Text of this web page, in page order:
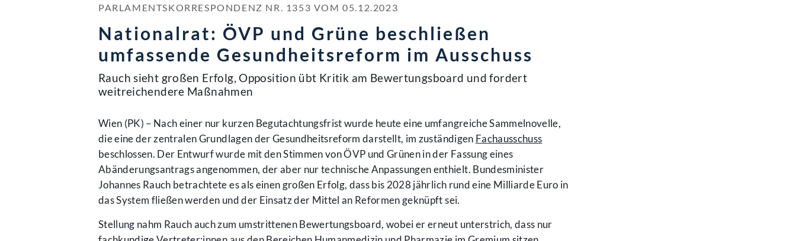
PARLAMENTSKORRESPONDENZ NR. 1353 VOM 05.12.2023
Nationalrat: ÖVP und Grüne beschließen
umfassende Gesundheitsreform im Ausschuss
Rauch sieht großen Erfolg, Opposition übt Kritik am Bewertungsboard und fordert
weitreichendere Maßnahmen
Wien (PK) – Nach einer nur kurzen Begutachtungsfrist wurde heute eine umfangreiche Sammelnovelle,
die eine der zentralen Grundlagen der Gesundheitsreform darstellt, im zuständigen Fachausschuss
beschlossen. Der Entwurf wurde mit den Stimmen von ÖVP und Grünen in der Fassung eines
Abänderungsantrags angenommen, der aber nur technische Anpassungen enthielt. Bundesminister
Johannes Rauch betrachtete es als einen großen Erfolg, dass bis 2028 jährlich rund eine Milliarde Euro in
das System fließen werden und der Einsatz der Mittel an Reformen geknüpft sei.
Stellung nahm Rauch auch zum umstrittenen Bewertungsboard, wobei er erneut unterstrich, dass nur